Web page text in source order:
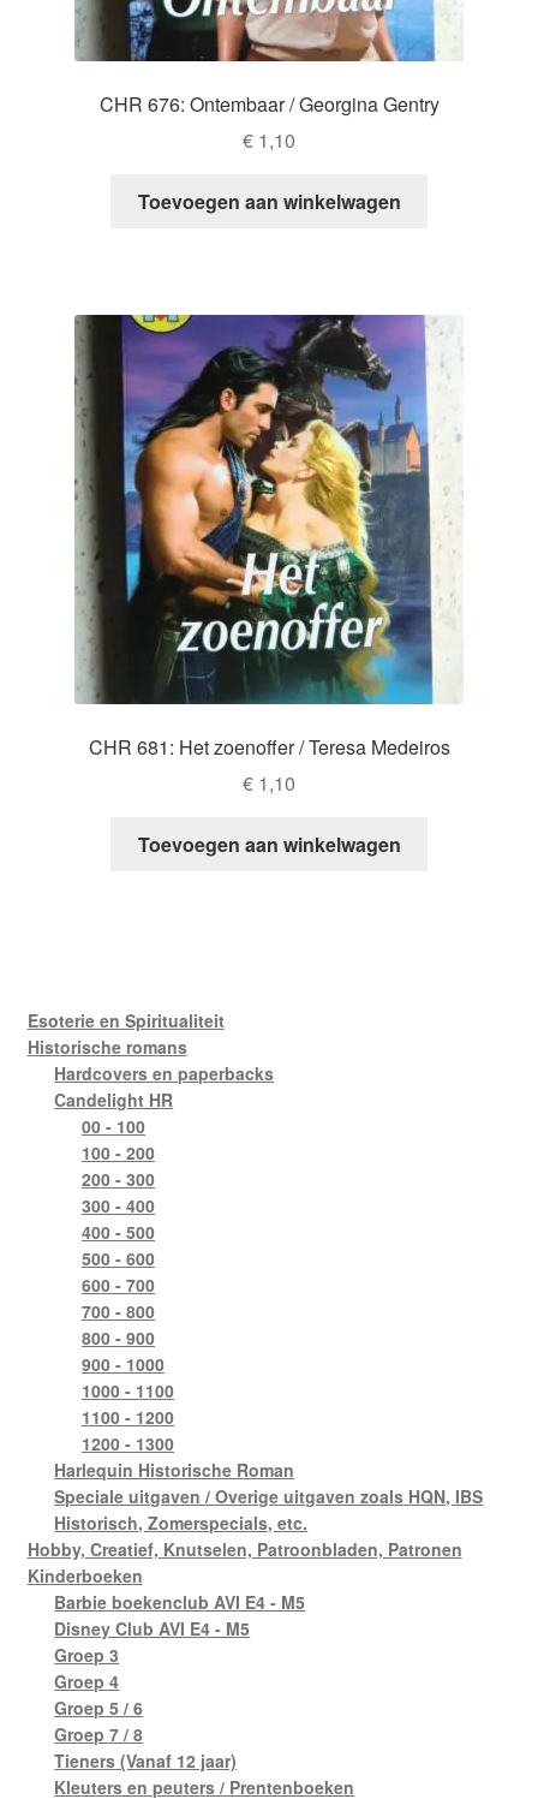
CHR 676: Ontembaar / Georgina Gentry
€ 1,10
Toevoegen aan winkelwagen
CHR 681: Het zoenoffer / Teresa Medeiros
€ 1,10
Toevoegen aan winkelwagen
Esoterie en Spiritualiteit
Historische romans
Hardcovers en paperbacks
Candelight HR
00 - 100
100 - 200
200 - 300
300 - 400
400 - 500
500 - 600
600 - 700
700 - 800
800 - 900
900 - 1000
1000 - 1100
1100 - 1200
1200 - 1300
Harlequin Historische Roman
Speciale uitgaven / Overige uitgaven zoals HQN, IBS
Historisch, Zomerspecials, etc.
Hobby, Creatief, Knutselen, Patroonbladen, Patronen
Kinderboeken
Barbie boekenclub AVI E4 - M5
Disney Club AVI E4 - M5
Groep 3
Groep 4
Groep 5 / 6
Groep 7 / 8
Tieners (Vanaf 12 jaar)
Kleuters en peuters / Prentenboeken